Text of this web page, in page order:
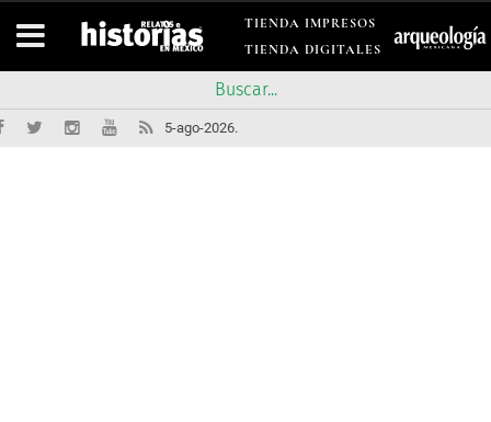
TIENDA IMPRESOS
TIENDA DIGITALES
5-ago-2026.